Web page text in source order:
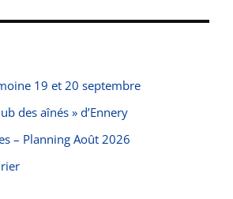
19 et 20 septembre
des aînés » d’Ennery
– Planning Août 2026